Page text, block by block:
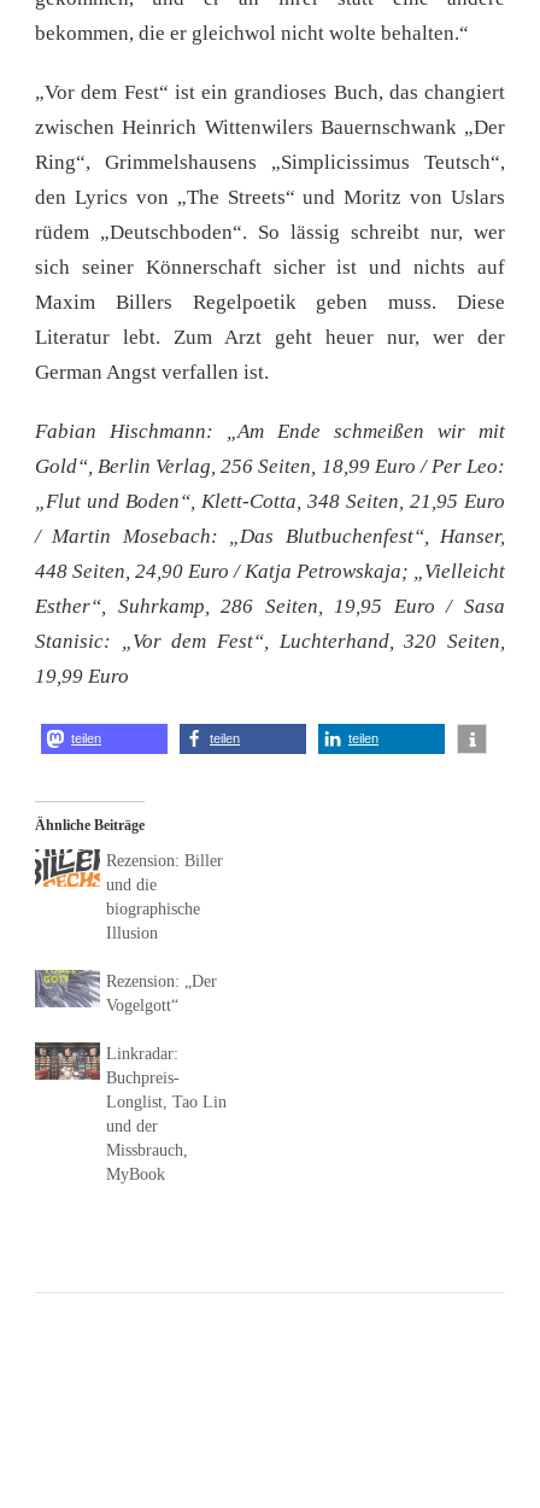
bekommen, die er gleichwol nicht wolte behalten.“
„Vor dem Fest“ ist ein grandioses Buch, das changiert
zwischen Heinrich Wittenwilers Bauernschwank „Der
Ring“, Grimmelshausens „Simplicissimus Teutsch“,
den Lyrics von „The Streets“ und Moritz von Uslars
rüdem „Deutschboden“. So lässig schreibt nur, wer
sich seiner Könnerschaft sicher ist und nichts auf
Maxim Billers Regelpoetik geben muss. Diese
Literatur lebt. Zum Arzt geht heuer nur, wer der
German Angst verfallen ist.
Fabian Hischmann: „Am Ende schmeißen wir mit
Gold“, Berlin Verlag, 256 Seiten, 18,99 Euro / Per Leo:
„Flut und Boden“, Klett-Cotta, 348 Seiten, 21,95 Euro
/ Martin Mosebach: „Das Blutbuchenfest“, Hanser,
448 Seiten, 24,90 Euro / Katja Petrowskaja; „Vielleicht
Esther“, Suhrkamp, 286 Seiten, 19,95 Euro / Sasa
Stanisic: „Vor dem Fest“, Luchterhand, 320 Seiten,
19,99 Euro
teilen teilen teilen
Ähnliche Beiträge
Rezension: Biller
und die
biographische
Illusion
Rezension: „Der
Vogelgott“
Linkradar:
Buchpreis-
Longlist, Tao Lin
und der
Missbrauch,
MyBook